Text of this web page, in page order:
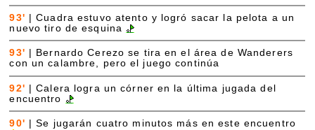
93' |Cuadra estuvo atento y logró sacar la pelota a un
nuevo tiro de esquina
93'
Bernardo Cerezo se tira en el área de Wanderers
con un calambre, pero el juego continúa
92' |Calera logra un córner en la última jugada del
encuentro
90' |Se jugarán cuatro minutos más en este encuentro